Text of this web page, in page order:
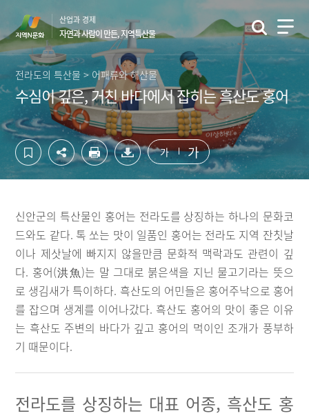
츠
영
바
가
영
역
로
기
산업과 경제
자연과 사람이 만든, 지역특산물
전라도의 특산물 > 어패류와 해산물
수심이 깊은, 거친 바다에서 잡히는 흑산도 홍어
가 가
신안군의 특산물인 홍어는 전라도를 상징하는 하나의 문화코
드와도 같다. 톡 쏘는 맛이 일품인 홍어는 전라도 지역 잔칫날
이나 제삿날에 빠지지 않을만큼 문화적 맥락과도 관련이 깊
다. 홍어(洪魚)는 말 그대로 붉은색을 지닌 물고기라는 뜻으
로 생김새가 특이하다. 흑산도의 어민들은 홍어주낙으로 홍어
를 잡으며 생계를 이어나갔다. 흑산도 홍어의 맛이 좋은 이유
는 흑산도 주변의 바다가 깊고 홍어의 먹이인 조개가 풍부하
기 때문이다.
전라도를 상징하는 대표 어종, 흑산도 홍